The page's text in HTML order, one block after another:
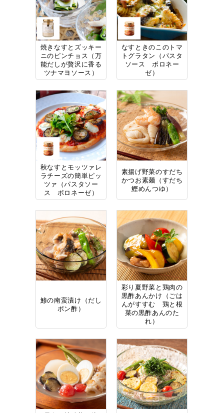
焼きなすとズッキー
ニのピンチョス（万
能だしが贅沢に香る
ツナマヨソース）
なすときのこのトマ
トグラタン（パスタ
ソース ボロネー
ゼ）
秋なすとモッツァレ
ラチーズの簡単ピッ
ツァ（パスタソー
ス ボロネーゼ）
素揚げ野菜のすだち
かつお素麺（すだち
鰹めんつゆ）
鯵の南蛮漬け（だし
ポン酢）
彩り夏野菜と鶏肉の
黒酢あんかけ（ごは
んがすすむ 鶏と根
菜の黒酢あんのた
れ）